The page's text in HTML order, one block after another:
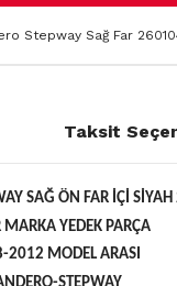
Stepway Sağ Far
Taksit
SAĞ ÖN FAR İÇİ
MARKA YEDEK PARÇA
2012 MODEL ARASI